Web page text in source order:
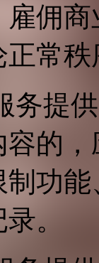
雇佣
常
务提
的
功
。